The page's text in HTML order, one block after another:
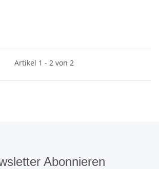
Artikel 1 - 2 von 2
Abonnieren